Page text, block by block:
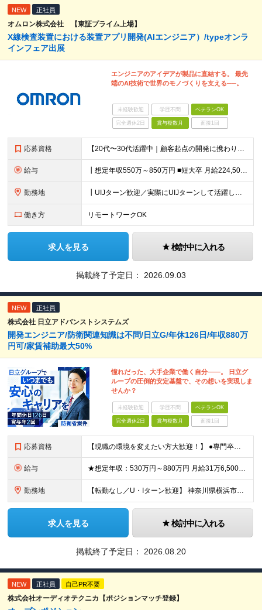
NEW 正社員
オムロン株式会社 【東証プライム上場】
X線検査装置における装置アプリ開発(AIエンジニア）/typeオンラ
インフェア出展
エンジニアのアイデアが製品に直結する。 最先
端のAI技術で世界のモノづくりを支える──。
未経験歓迎 学歴不問 ベテランOK
完全週休2日 賞与複数月 面接1回
応募資格 【20代〜30代活躍中｜顧客起点の開発に携わりたい方歓迎】 ┃必須条件 ■C言語による組み込み実装経験をお持ちの方 ■既存課題に対し、AIでの現実的な解決方法を要件設計した経験をお持ちの方 ■仕様や要
給与 ┃想定年収550万～850万円 ■短大卒 月給224,500円～ ■高専卒 月給262,000円～ ■大学卒 月給287,000円～ ■修士了 月給314,000円～ ■博士了 月給355,
勤務地 ┃UIJターン歓迎／実際にUIJターンして活躍している社員多数 ┃マイカー、バイク通勤可 ◇京都・大阪からのアクセスも良好 └京都駅から約20分 └大阪駅から約50分 【草津事業所】 滋賀県草津市
働き方 リモートワークOK
求人を見る 検討中に入れる
掲載終了予定日： 2026.09.03
NEW 正社員
株式会社 日立アドバンストシステムズ
開発エンジニア/防衛関連知識は不問/日立G/年休126日/年収880万
円可/家賃補助最大50%
憧れだった、大手企業で働く自分――。 日立グ
ループの圧倒的安定基盤で、その想いを実現しま
せんか？
未経験歓迎 学歴不問 ベテランOK
完全週休2日 賞与複数月 面接1回
応募資格 【現職の環境を変えたい方大歓迎！】 ●専門卒以上 ●何らかのアプリケーション開発経験をお持ちの方 ※担当フェーズ（設計・構築・試験・保守など）、開発言語、防衛分野の知識は一切不問です！ ★求める人
給与 ★想定年収：530万円～880万円 月給31万6,500円～47万2,500円＋賞与年2回＋各種手当 ※経験・年齢・スキルを考慮の上、当社規定により決定します。 ※残業代は別途全額支給します。 ※
勤務地 【転勤なし／U・Iターン歓迎】 神奈川県横浜市戸塚区吉田町292番地 ※(変更の範囲)上記を除く当社関連勤務地
求人を見る 検討中に入れる
掲載終了予定日： 2026.08.20
NEW 正社員 自己PR不要
株式会社オーディオテクニカ【ポジションマッチ登録】